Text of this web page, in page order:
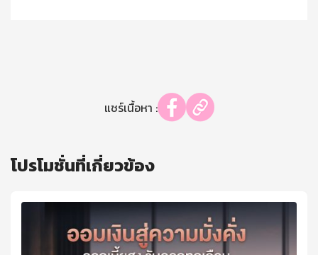
แชร์เนื้อหา :
โปรโมชั่นที่เกี่ยวข้อง